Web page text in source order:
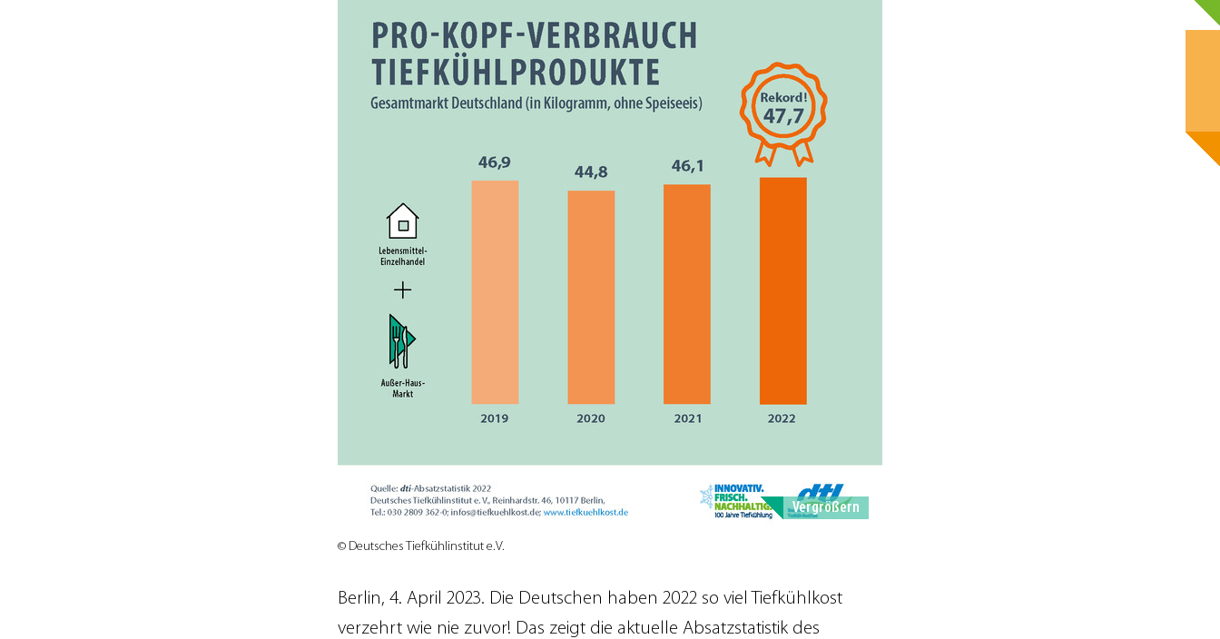
Vergrößern
© Deutsches Tiefkühlinstitut e.V.
Berlin, 4. April 2023. Die Deutschen haben 2022 so viel Tiefkühlkost
verzehrt wie nie zuvor! Das zeigt die aktuelle Absatzstatistik des